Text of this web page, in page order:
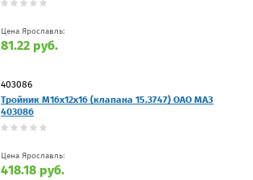
Цена Ярославль:
81.22 руб.
403086
Тройник М16х12х16 (клапана 15.3747) ОАО МАЗ
403086
Цена Ярославль:
418.18 руб.